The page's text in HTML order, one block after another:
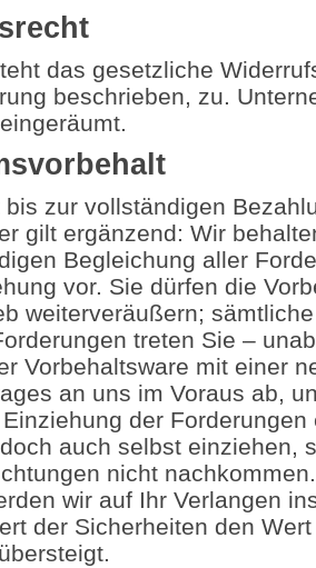
das gesetzliche
beschrieben, zu.
bis zur vollständigen
gilt ergänzend: Wir
Begleichung aller
vor. Sie dürfen die
weiterveräußern;
treten Sie –
Vorbehaltsware mit einer
an uns im Voraus ab,
der
auch selbst einziehen,
nicht
wir auf Ihr Verlangen
der Sicherheiten den